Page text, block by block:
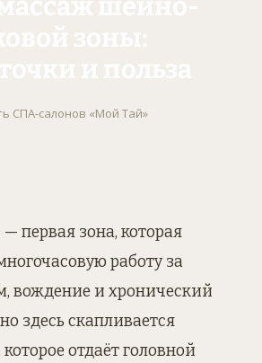
СПА-салонов «Мой Тай»
первая зона, которая
работу за
вождение и хронический
здесь скапливается
отдаёт головной